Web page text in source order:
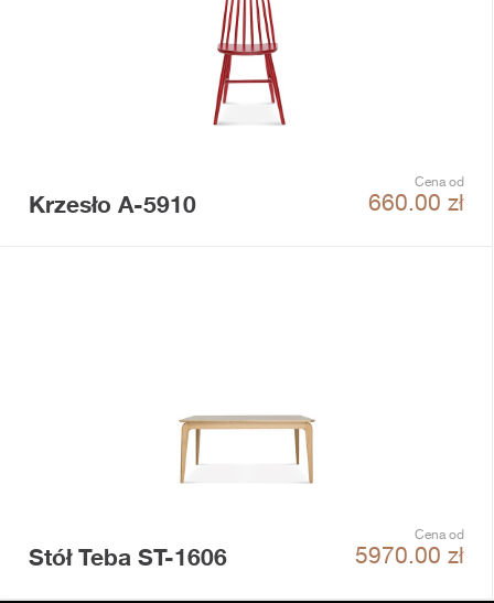
Krzesło A-5910
Cena od
660.00 zł
Stół Teba ST-1606
Cena od
5970.00 zł